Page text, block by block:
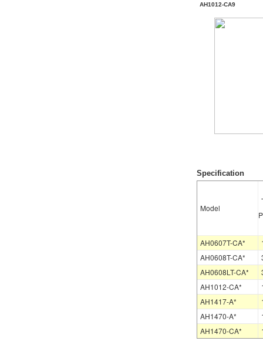
AH1012-CA9
Specification
Model
AH0607T-CA*
AH0608T-CA*
AH0608LT-CA*
AH1012-CA*
AH1417-A*
AH1470-A*
AH1470-CA*